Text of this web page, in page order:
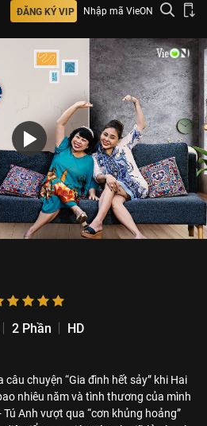
ĐĂNG KÝ VIP Nhập mã VieON
2 Phần
HD
câu chuyện “Gia đình hết sảy” khi Hai
nhiêu năm và tình thương của mình
Anh vượt qua “cơn khủng hoảng”